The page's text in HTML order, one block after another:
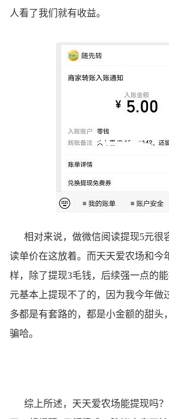
人看了我们就有收益。
相对来说，做微信阅读提现5元很
读单价在这放着。而天天爱农场和今
样，除了提现3毛钱，后续强一点的
元基本上提现不了的，因为我今年做
多都是有套路的，都是小金额的甜头
骗哈。
综上所述，天天爱农场能提现吗？